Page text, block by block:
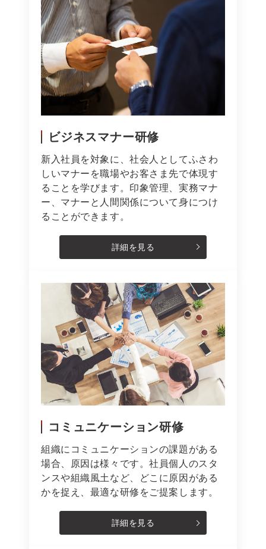
ビジネスマナー研修
新入社員を対象に、社会人としてふさわ
しいマナーを職場やお客さま先で体現す
ることを学びます。印象管理、実務マナ
ー、マナーと人間関係について身につけ
ることができます。
詳細を見る
コミュニケーション研修
組織にコミュニケーションの課題がある
場合、原因は様々です。社員個人のスタ
ンスや組織風土など、どこに原因がある
かを捉え、最適な研修をご提案します。
詳細を見る